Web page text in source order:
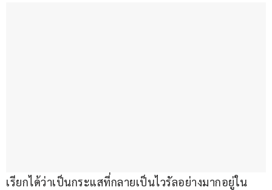
เรียกได้ว่าเป็นกระแสที่กลายเป็นไวรัลอย่างมากอยู่ใน